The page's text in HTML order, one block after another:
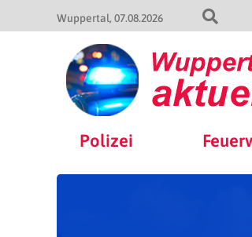
Wuppertal 07.08.2026
Polizei